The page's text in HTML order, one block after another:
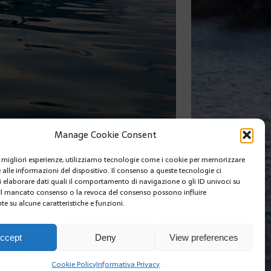
Manage Cookie Consent
migliori esperienze, utilizziamo tecnologie come i cookie per memorizzare
alle informazioni del dispositivo. Il consenso a queste tecnologie ci
elaborare dati quali il comportamento di navigazione o gli ID univoci su
mancato consenso o la revoca del consenso possono influire
su alcune caratteristiche e funzioni.
Deny View preferences
Cookie PolicyInformativa Privacy
SUIVANT
SIAMO COOKIE POLICY (EU)